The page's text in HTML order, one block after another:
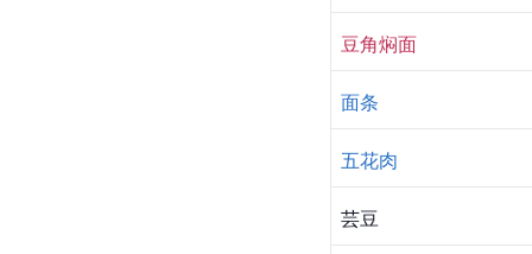
豆角焖面
面条
五花肉
芸豆